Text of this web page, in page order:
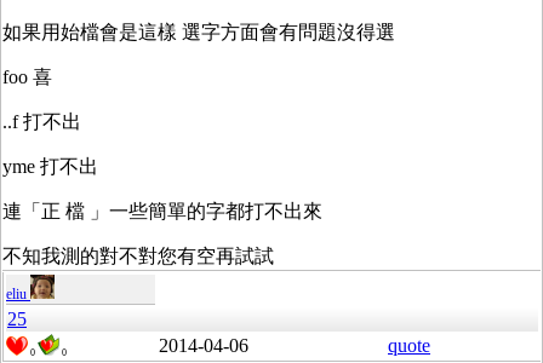
如果用始檔會是這樣 選字方面會有問題沒得選
foo 喜
..f 打不出
yme 打不出
連「正 檔 」一些簡單的字都打不出來
不知我測的對不對您有空再試試
eliu
25
0 0 2014-04-06 quote